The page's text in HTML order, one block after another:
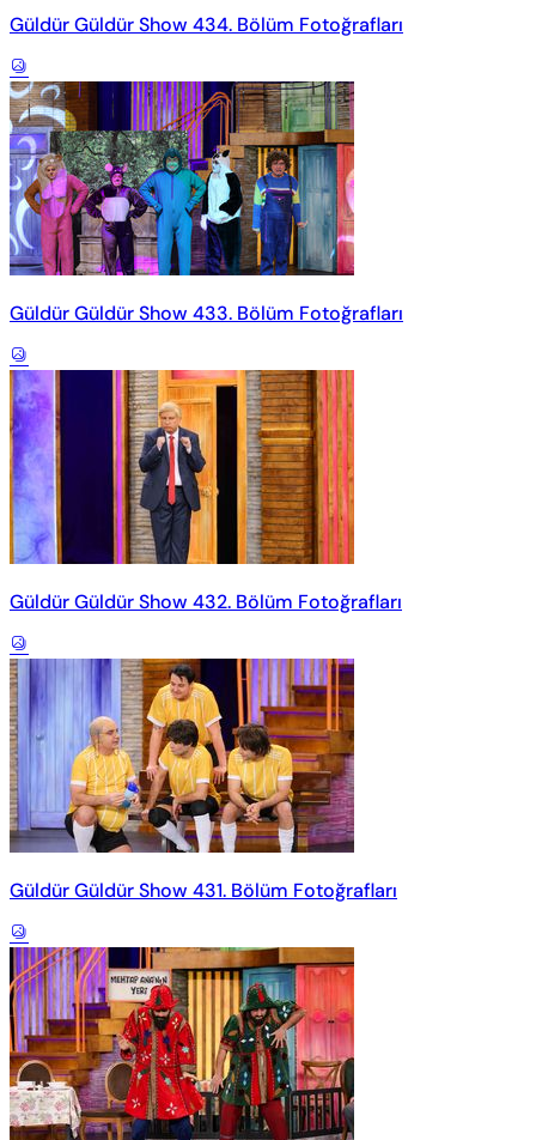
Güldür Güldür Show 434. Bölüm Fotoğrafları
Güldür Güldür Show 433. Bölüm Fotoğrafları
Güldür Güldür Show 432. Bölüm Fotoğrafları
Güldür Güldür Show 431. Bölüm Fotoğrafları